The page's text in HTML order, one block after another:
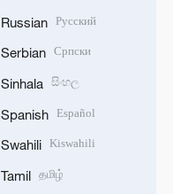
Russian Русский
Serbian Српски
Sinhala සිංහල
Spanish Español
Swahili Kiswahili
Tamil தமிழ்